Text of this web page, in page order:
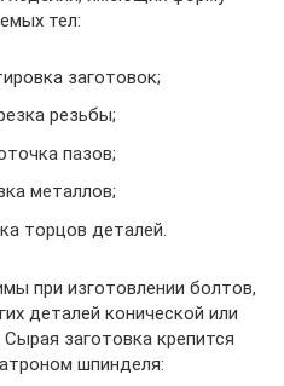
тел:
заготовок;
резьбы;
пазов;
металлов;
торцов деталей.
при изготовлении болтов,
деталей конической или
заготовка крепится
шпинделя: